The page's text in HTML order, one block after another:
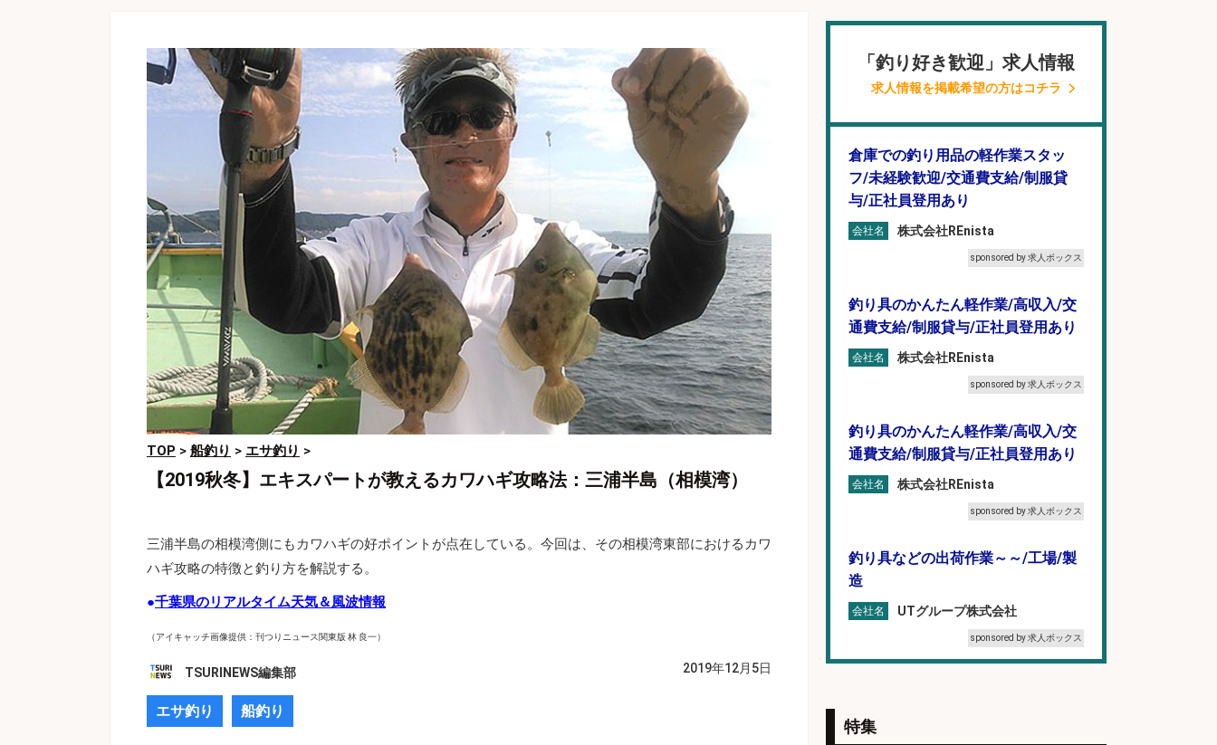
TOP > 船釣り > エサ釣り >
【2019秋冬】エキスパートが教えるカワハギ攻略法：三浦半島（相模湾）
三浦半島の相模湾側にもカワハギの好ポイントが点在している。今回は、その相模湾東部におけるカワ
ハギ攻略の特徴と釣り方を解説する。
●千葉県のリアルタイム天気＆風波情報
（アイキャッチ画像提供：刊つりニュース関東版 林 良一）
TSURINEWS編集部 2019年12月5日
エサ釣り 船釣り
「釣り好き歓迎」求人情報
求人情報を掲載希望の方はコチラ
倉庫での釣り用品の軽作業スタッ
フ/未経験歓迎/交通費支給/制服貸
与/正社員登用あり
会社名 株式会社REnista
sponsored by 求人ボックス
釣り具のかんたん軽作業/高収入/交
通費支給/制服貸与/正社員登用あり
会社名 株式会社REnista
sponsored by 求人ボックス
釣り具のかんたん軽作業/高収入/交
通費支給/制服貸与/正社員登用あり
会社名 株式会社REnista
sponsored by 求人ボックス
釣り具などの出荷作業～～/工場/製
造
会社名 UTグループ株式会社
sponsored by 求人ボックス
会社名
特集